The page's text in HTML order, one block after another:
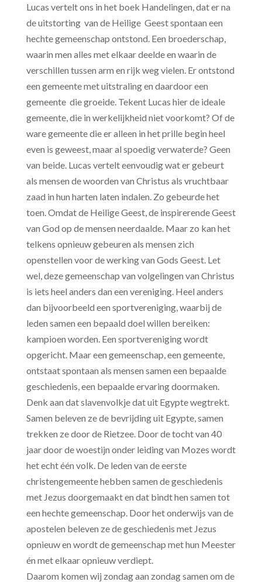
Lucas vertelt ons in het boek Handelingen, dat er na
de uitstorting van de Heilige Geest spontaan een
hechte gemeenschap ontstond. Een broederschap,
waarin men alles met elkaar deelde en waarin de
verschillen tussen arm en rijk weg vielen. Er ontstond
een gemeente met uitstraling en daardoor een
gemeente die groeide. Tekent Lucas hier de ideale
gemeente, die in werkelijkheid niet voorkomt? Of de
ware gemeente die er alleen in het prille begin heel
even is geweest, maar al spoedig verwaterde? Geen
van beide. Lucas vertelt eenvoudig wat er gebeurt
als mensen de woorden van Christus als vruchtbaar
zaad in hun harten laten indalen. Zo gebeurde het
toen. Omdat de Heilige Geest, de inspirerende Geest
van God op de mensen neerdaalde. Maar zo kan het
telkens opnieuw gebeuren als mensen zich
openstellen voor de werking van Gods Geest. Let
wel, deze gemeenschap van volgelingen van Christus
is iets heel anders dan een vereniging. Heel anders
dan bijvoorbeeld een sportvereniging, waarbij de
leden samen een bepaald doel willen bereiken:
kampioen worden. Een sportvereniging wordt
opgericht. Maar een gemeenschap, een gemeente,
ontstaat spontaan als mensen samen een bepaalde
geschiedenis, een bepaalde ervaring doormaken.
Denk aan dat slavenvolkje dat uit Egypte wegtrekt.
Samen beleven ze de bevrijding uit Egypte, samen
trekken ze door de Rietzee. Door de tocht van 40
jaar door de woestijn onder leiding van Mozes wordt
het echt één volk. De leden van de eerste
christengemeente hebben samen de geschiedenis
met Jezus doorgemaakt en dat bindt hen samen tot
een hechte gemeenschap. Door het onderwijs van de
apostelen beleven ze de geschiedenis met Jezus
opnieuw en wordt de gemeenschap met hun Meester
én met elkaar opnieuw verdiept.
Daarom komen wij zondag aan zondag samen om de